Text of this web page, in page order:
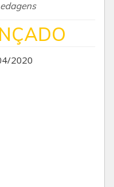
2020